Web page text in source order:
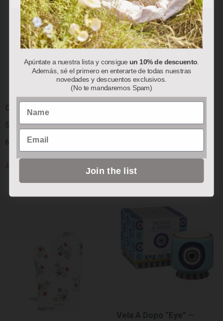
Colección “Red Berry”:
Servilletas de Papel
6.50
Bolsa Térmica
Añadir al carrito
Vela A Dopo “Eye” –
Apúntate a nuestra lista y consigue un 10% de descuento
Además, sé el primero en enterarte de todas nuestras
novedades y descuentos exclusivos.
(No te mandaremos Spam)
Name
Email
Join the list